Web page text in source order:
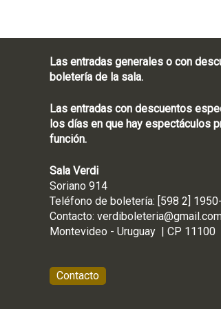
Las entradas generales o con
boletería de la sala.
Las entradas con descuentos
los días en que hay espectáculos
función.
Sala Verdi
Soriano 914
Teléfono de
Contacto:
Contacto